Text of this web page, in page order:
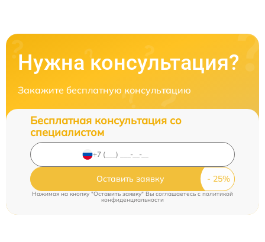
Нужна консультация?
Закажите бесплатную консультацию
Бесплатная консультация со
специалистом
Оставить заявку
Нажимая на кнопку "Оставить заявку" Вы соглашаетесь cполитикой
конфиденциальности